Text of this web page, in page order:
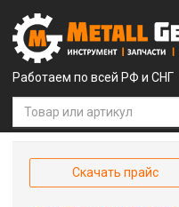
Работаем по всей РФ и СНГ
Скачать прайс